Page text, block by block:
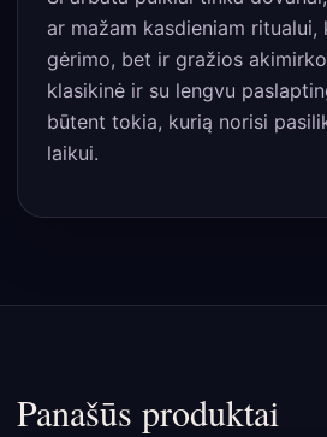
ar mažam kasdieniam ritualui,
gėrimo, bet ir gražios
klasikinė ir su lengvu
būtent tokia, kurią norisi
laikui.
Panašūs produktai